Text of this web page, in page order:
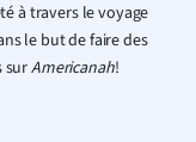
à travers le voyage
le but de faire des
surAmericanah!